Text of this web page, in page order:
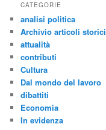
CATEGORIE
analisi politica
Archivio articoli storici
attualità
contributi
Cultura
Dal mondo del lavoro
dibattiti
Economia
In evidenza